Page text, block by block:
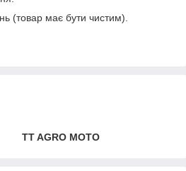
(товар має бути чистим).
TT AGRO MOTO